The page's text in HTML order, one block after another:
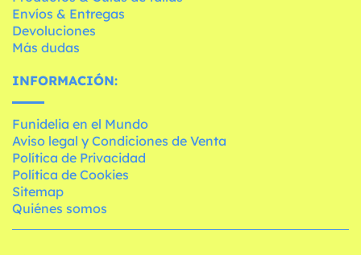
Envíos & Entregas
Devoluciones
Más dudas
INFORMACIÓN:
Funidelia en el Mundo
Aviso legal y Condiciones de Venta
Política de Privacidad
Política de Cookies
Sitemap
Quiénes somos